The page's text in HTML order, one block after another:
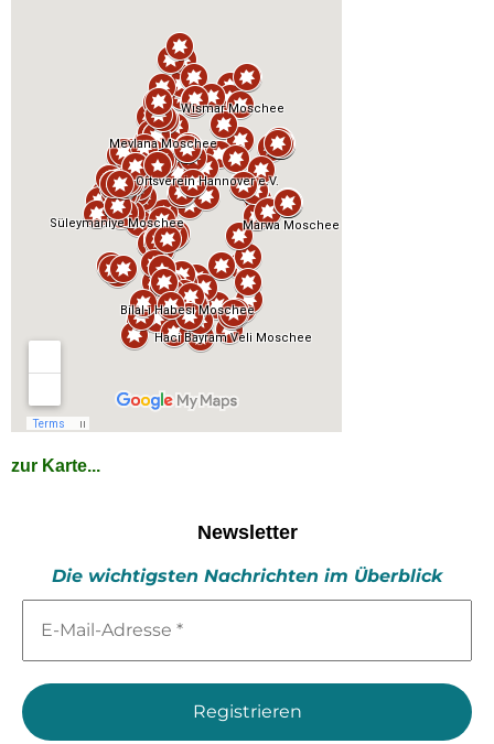
zur Karte...
Newsletter
Die wichtigsten Nachrichten im Überblick
Mail-
*